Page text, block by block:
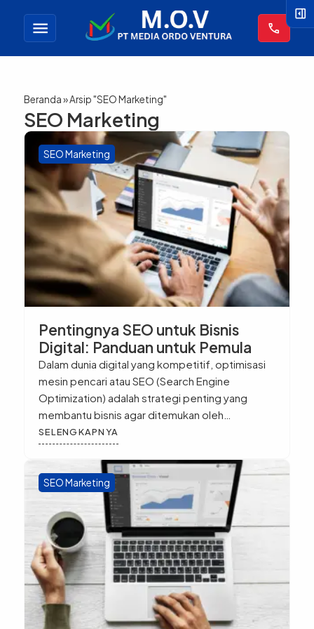
menu call
Beranda»Arsip "SEO Marketing"
SEO Marketing
SEO Marketing
Pentingnya SEO untuk Bisnis
Digital: Panduan untuk Pemula
Dalam dunia digital yang kompetitif, optimisasi
mesin pencari atau SEO (Search Engine
Optimization) adalah strategi penting yang
membantu bisnis agar ditemukan oleh
pelanggan yang relevan di internet. SEO
memungkinkan website Anda muncul di hasil
pencarian Google, meningkatkan traffic organik,
dan membantu bisnis Anda menarik audiens
yang tertarget. Apa Itu SEO dan Mengapa
Penting untuk Bisnis […]
SELENGKAPNYA
SEO Marketing
right_panel_open